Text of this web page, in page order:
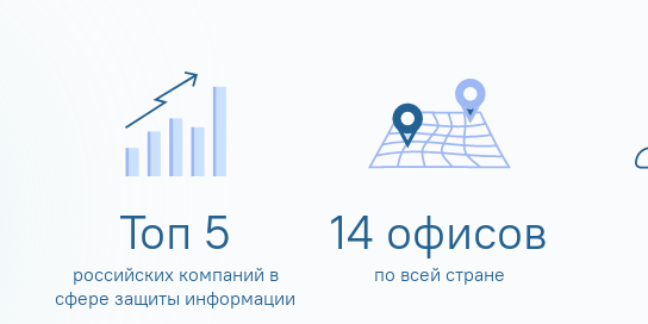
Топ 5
российских компаний в
сфере защиты информации
14 офисов
по всей стране